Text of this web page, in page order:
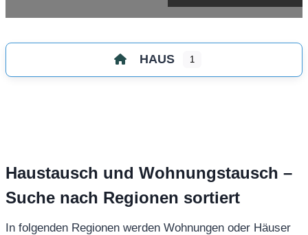
HAUS 1
Haustausch und Wohnungstausch –
Suche nach Regionen sortiert
In folgenden Regionen werden Wohnungen oder Häuser